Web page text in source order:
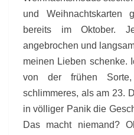
und Weihnachtskarten
bereits im Oktober.
angebrochen und
meinen Lieben schenke.
von der frühen
schlimmeres, als am 23.
in völliger Panik die
Das macht niemand?